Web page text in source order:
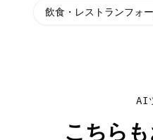
飲食・レストランフォ
AI
こちら